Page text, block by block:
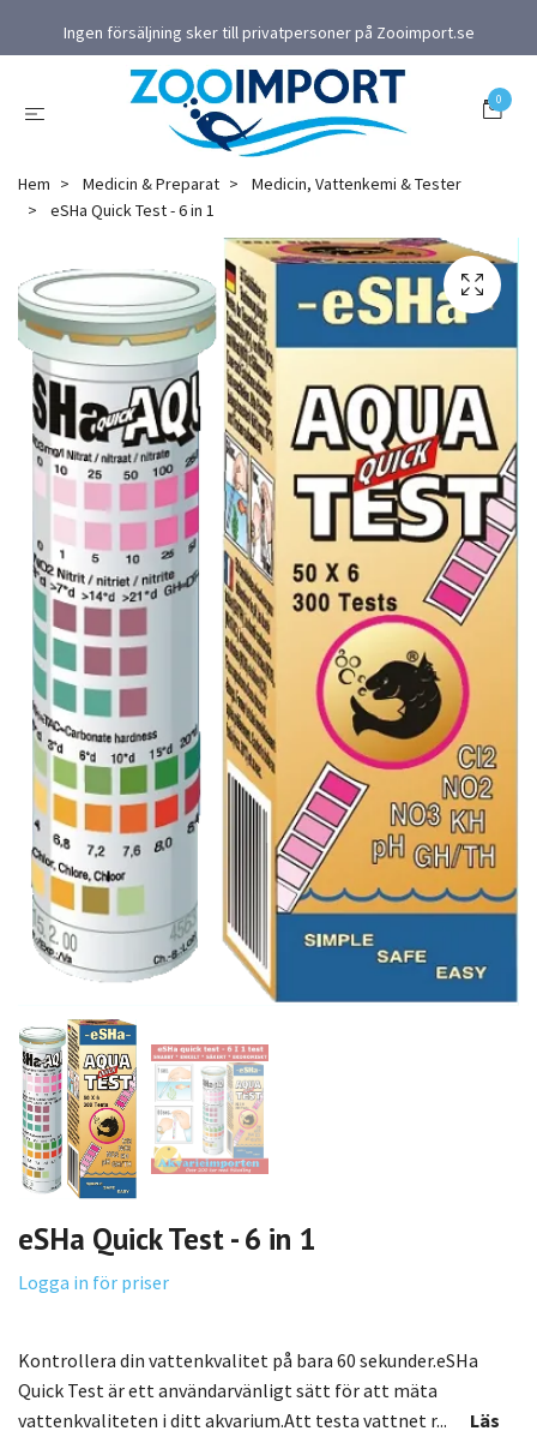
Ingen försäljning sker till privatpersoner på Zooimport.se
0
Hem Medicin & Preparat
Medicin, Vattenkemi & Tester
eSHa Quick Test - 6 in 1
eSHa Quick Test - 6 in 1
Logga in för priser
Kontrollera din vattenkvalitet på bara 60 sekunder.eSHa
Quick Test är ett användarvänligt sätt för att mäta
vattenkvaliteten i ditt akvarium.Att testa vattnet r...
Läs